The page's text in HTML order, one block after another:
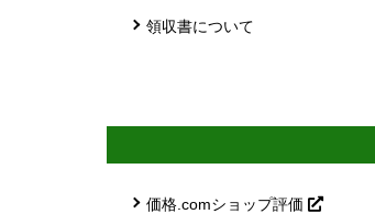
領収書について
価格.comショップ評価